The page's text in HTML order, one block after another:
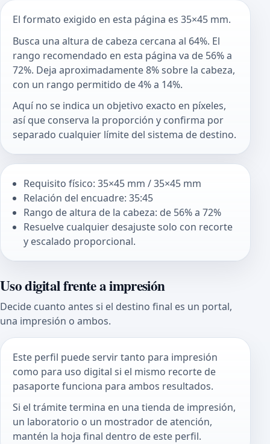
El formato exigido en esta página es 35×45 mm.
Busca una altura de cabeza cercana al 64%. El
rango recomendado en esta página va de 56% a
72%. Deja aproximadamente 8% sobre la cabeza,
con un rango permitido de 4% a 14%.
Aquí no se indica un objetivo exacto en píxeles,
así que conserva la proporción y confirma por
separado cualquier límite del sistema de destino.
Requisito físico: 35×45 mm / 35×45 mm
Relación del encuadre: 35:45
Rango de altura de la cabeza: de 56% a 72%
Resuelve cualquier desajuste solo con recorte
y escalado proporcional.
Uso digital frente a impresión
Decide cuanto antes si el destino final es un portal,
una impresión o ambos.
Este perfil puede servir tanto para impresión
como para uso digital si el mismo recorte de
pasaporte funciona para ambos resultados.
Si el trámite termina en una tienda de impresión,
un laboratorio o un mostrador de atención,
mantén la hoja final dentro de este perfil.